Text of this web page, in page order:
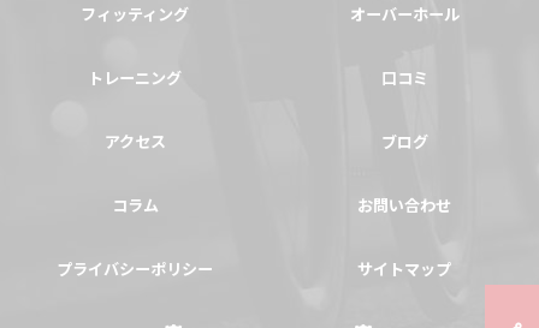
フィッティング オーバーホール
トレーニング 口コミ
アクセス ブログ
コラム お問い合わせ
プライバシーポリシー サイトマップ